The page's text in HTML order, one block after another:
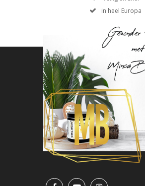
in heel Europa